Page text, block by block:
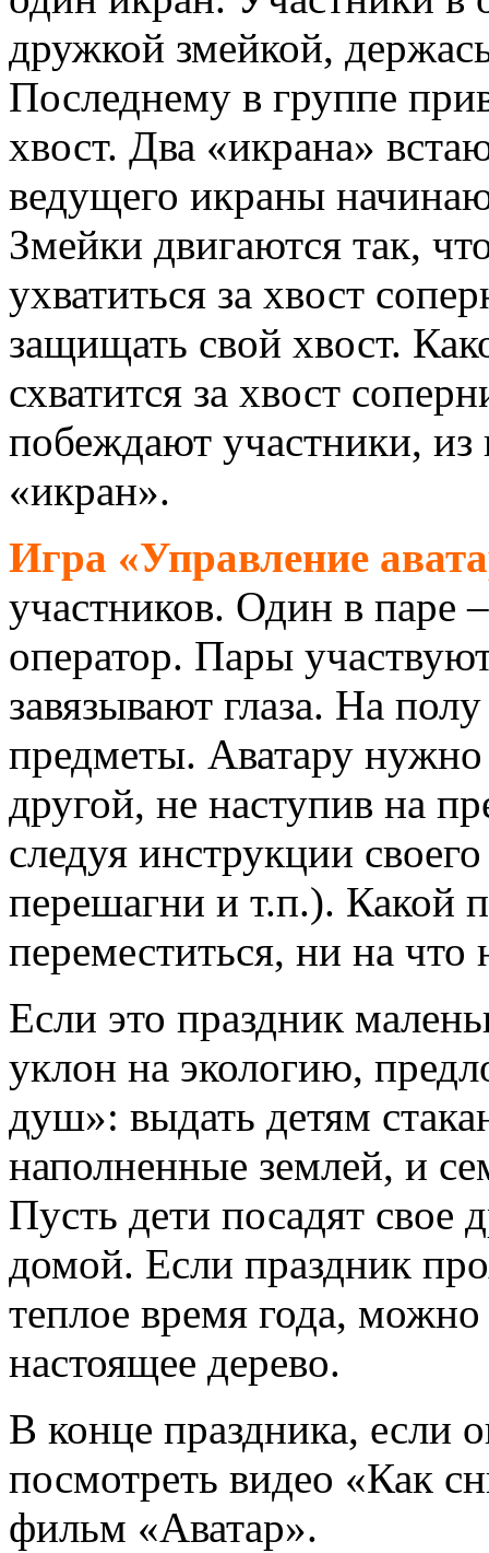
дружкой змейкой,
Последнему в группе
хвост. Два «икрана»
ведущего икраны
Змейки двигаются так,
ухватиться за хвост
защищать свой хвост.
схватится за хвост
побеждают участники, из
«икран».
Игра «Управление
участников. Один в паре
оператор. Пары
завязывают глаза. На
предметы. Аватару
другой, не наступив на
следуя инструкции
перешагни и т.п.). Какой
переместиться, ни на что
Если это праздник
уклон на экологию,
душ»: выдать детям
наполненные землей, и
Пусть дети посадят свое
домой. Если праздник
теплое время года,
настоящее дерево.
В конце праздника, если
посмотреть видео «Как
фильм «Аватар».